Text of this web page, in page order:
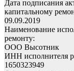
Дата подписания
капитальному
09.09.2019
Наименование
ремонту:
ООО Высотник
ИНН исполнителя
1650323949